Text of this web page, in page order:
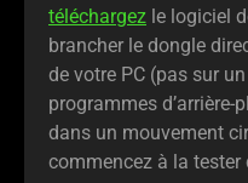
téléchargez le logiciel
brancher le dongle
de votre PC (pas sur
programmes
dans un mouvement
commencez à la tester